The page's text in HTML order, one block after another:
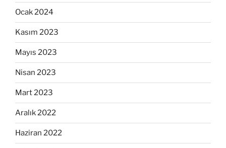
Ocak 2024
Kasım 2023
Mayıs 2023
Nisan 2023
Mart 2023
Aralık 2022
Haziran 2022